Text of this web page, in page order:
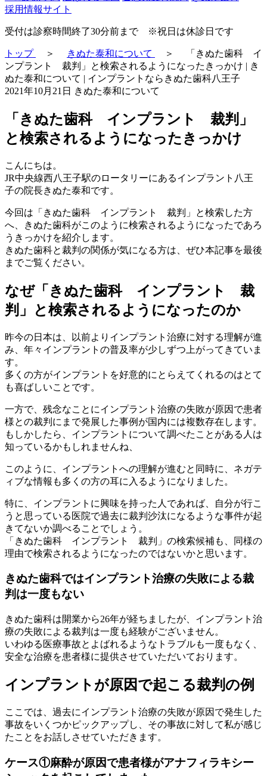
採用情報サイト
受付は診察時間終了30分前まで ※祝日は休診日です
トップ ＞ きぬた泰和について ＞
「きぬた歯科 イ
ンプラント 裁判」と検索されるようになったきっかけ | き
ぬた泰和について | インプラントならきぬた歯科八王子
2021年10月21日 きぬた泰和について
「きぬた歯科 インプラント 裁判」
と検索されるようになったきっかけ
こんにちは。
JR中央線西八王子駅のロータリーにあるインプラント八王
子の院長きぬた泰和です。
今回は「きぬた歯科 インプラント 裁判」と検索した方
へ、きぬた歯科がこのように検索されるようになったであろ
うきっかけを紹介します。
きぬた歯科と裁判の関係が気になる方は、ぜひ本記事を最後
までご覧ください。
なぜ「きぬた歯科 インプラント 裁
判」と検索されるようになったのか
昨今の日本は、以前よりインプラント治療に対する理解が進
み、年々インプラントの普及率が少しずつ上がってきていま
す。
多くの方がインプラントを好意的にとらえてくれるのはとて
も喜ばしいことです。
一方で、残念なことにインプラント治療の失敗が原因で患者
様との裁判にまで発展した事例が国内には複数存在します。
もしかしたら、インプラントについて調べたことがある人は
知っているかもしれませんね、
このように、インプラントへの理解が進むと同時に、ネガテ
ィブな情報も多くの方の耳に入るようになりました。
特に、インプラントに興味を持った人であれば、自分が行こ
うと思っている医院で過去に裁判沙汰になるような事件が起
きてないか調べることでしょう。
「きぬた歯科 インプラント 裁判」の検索候補も、同様の
理由で検索されるようになったのではないかと思います。
きぬた歯科ではインプラント治療の失敗による裁
判は一度もない
きぬた歯科は開業から26年が経ちましたが、インプラント治
療の失敗による裁判は一度も経験がございません。
いわゆる医療事故とよばれるようなトラブルも一度もなく、
安全な治療を患者様に提供させていただいております。
インプラントが原因で起こる裁判の例
ここでは、過去にインプラント治療の失敗が原因で発生した
事故をいくつかピックアップし、その事故に対して私が感じ
たことをお話しさせていただきます。
ケース①麻酔が原因で患者様がアナフィラキシー